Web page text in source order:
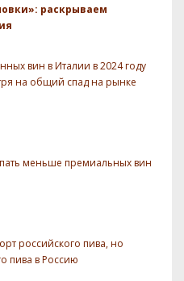
раскрываем
вин в Италии в 2024 году
на общий спад на рынке
меньше премиальных вин
российского пива, но
пива в Россию